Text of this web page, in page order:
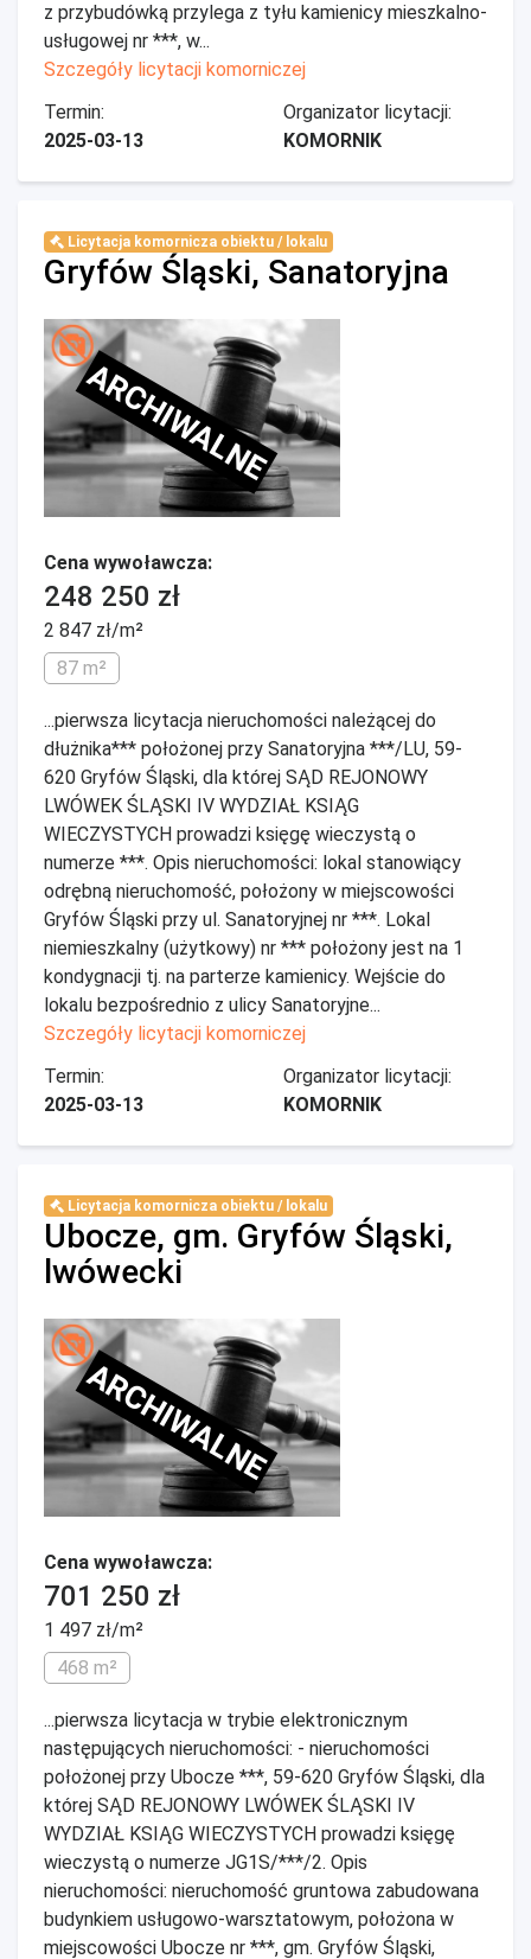
z przybudówką przylega z tyłu kamienicy mieszkalno-
usługowej nr ***, w...
Szczegóły licytacji komorniczej
Termin:
2025-03-13
Organizator licytacji:
KOMORNIK
Licytacja komornicza obiektu / lokalu
Gryfów Śląski, Sanatoryjna
ARCHIWALNE
Cena wywoławcza:
248 250 zł
2 847 zł/m²
87 m²
...pierwsza licytacja nieruchomości należącej do
dłużnika*** położonej przy Sanatoryjna ***/LU, 59-
620 Gryfów Śląski, dla której SĄD REJONOWY
LWÓWEK ŚLĄSKI IV WYDZIAŁ KSIĄG
WIECZYSTYCH prowadzi księgę wieczystą o
numerze ***. Opis nieruchomości: lokal stanowiący
odrębną nieruchomość, położony w miejscowości
Gryfów Śląski przy ul. Sanatoryjnej nr ***. Lokal
niemieszkalny (użytkowy) nr *** położony jest na 1
kondygnacji tj. na parterze kamienicy. Wejście do
lokalu bezpośrednio z ulicy Sanatoryjne...
Szczegóły licytacji komorniczej
Termin:
2025-03-13
Organizator licytacji:
KOMORNIK
Licytacja komornicza obiektu / lokalu
Ubocze, gm. Gryfów Śląski,
lwówecki
ARCHIWALNE
Cena wywoławcza:
701 250 zł
1 497 zł/m²
468 m²
...pierwsza licytacja w trybie elektronicznym
następujących nieruchomości: - nieruchomości
położonej przy Ubocze ***, 59-620 Gryfów Śląski, dla
której SĄD REJONOWY LWÓWEK ŚLĄSKI IV
WYDZIAŁ KSIĄG WIECZYSTYCH prowadzi księgę
wieczystą o numerze JG1S/***/2. Opis
nieruchomości: nieruchomość gruntowa zabudowana
budynkiem usługowo-warsztatowym, położona w
miejscowości Ubocze nr ***, gm. Gryfów Śląski,